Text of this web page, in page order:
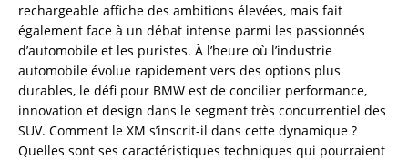
rechargeable affiche des ambitions élevées, mais fait
également face à un débat intense parmi les passionnés
d’automobile et les puristes. À l’heure où l’industrie
automobile évolue rapidement vers des options plus
durables, le défi pour BMW est de concilier performance,
innovation et design dans le segment très concurrentiel des
SUV. Comment le XM s’inscrit-il dans cette dynamique ?
Quelles sont ses caractéristiques techniques qui pourraient